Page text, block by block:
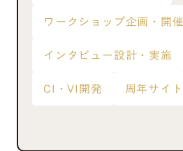
ワークショップ企画・開催
インタビュー設計・実施
CI・VI開発
周年サイ